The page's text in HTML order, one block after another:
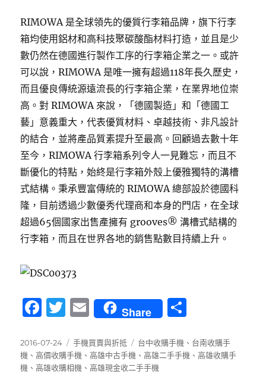
RIMOWA 是全球領先的優質行李箱品牌，旗下行李
箱均使用鋁材和高科技聚碳酸酯材料打造，並且是少
數仍然在德國進行製作工序的行李箱企業之一。或許
可以說，RIMOWA 是唯一擁有超過118年長久歷史，
而且優良傳統源遠流長的行李箱企業，在業界地位崇
高。對 RIMOWA 來說，「德國製造」和「德國工
藝」意義重大，代表優質材料、卓越技術、非凡設計
的結合，並將產品質素提升至最高。回顧過去數十年
至今，RIMOWA 行李箱系列令人一見難忘，而且不
斷優化的特點，始終是行李箱外殼上優雅獨特的溝槽
式結構。秉承豐富傳統的 RIMOWA 總部設於德國科
隆，目前透過少數優秀代理商和本身的門店，在全球
超過65個國家出售產擁有 grooves® 溝槽式結構的
行李箱，而且在世界各地的銷售點數目持續上升。
F
c
e
T
it
te
E
m
ai
l
Share
發
佈
日
2016-07-24
分
類
手機買賣與折抵
標
籤
台中收購手機 、 台南收購手
機 、高價收購手機 、高雄中古手機 、高雄二手手機 、高雄收購手
機 、高雄收購相機 、高雄現金收二手手機